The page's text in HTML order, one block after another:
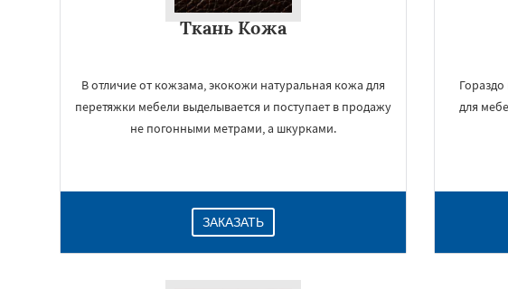
Ткань Кожа
В отличие от кожзама, экокожи натуральная кожа для
перетяжки мебели выделывается и поступает в продажу
не погонными метрами, а шкурками.
ЗАКАЗАТЬ
для